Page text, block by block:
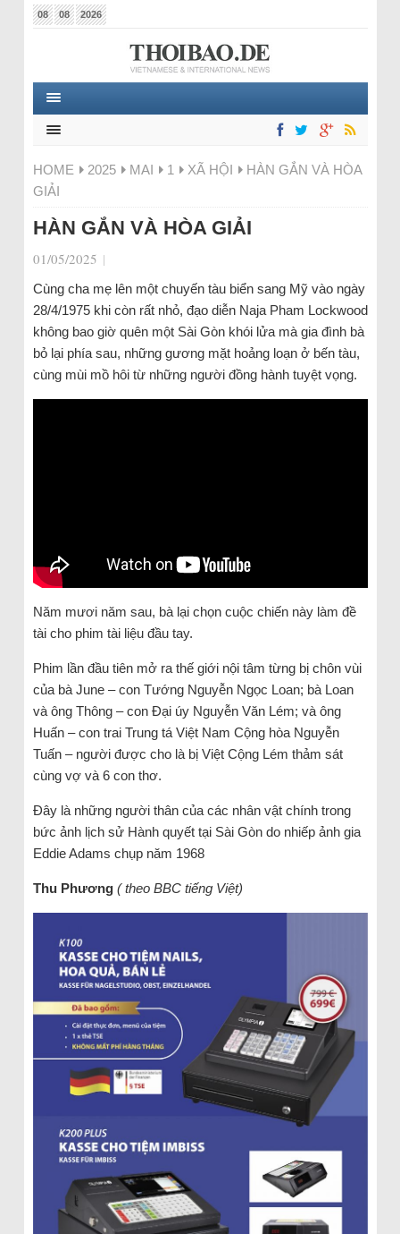
08 08 2026
HOME 2025 MAI 1 XÃ HỘI
HÀN GẮN VÀ HÒA
GIẢI
HÀN GẮN VÀ HÒA GIẢI
01/05/2025 |
Cùng cha mẹ lên một chuyến tàu biển sang Mỹ vào ngày
28/4/1975 khi còn rất nhỏ, đạo diễn Naja Pham Lockwood
không bao giờ quên một Sài Gòn khói lửa mà gia đình bà
bỏ lại phía sau, những gương mặt hoảng loạn ở bến tàu,
cùng mùi mồ hôi từ những người đồng hành tuyệt vọng.
Năm mươi năm sau, bà lại chọn cuộc chiến này làm đề
tài cho phim tài liệu đầu tay.
Phim lần đầu tiên mở ra thế giới nội tâm từng bị chôn vùi
của bà June – con Tướng Nguyễn Ngọc Loan; bà Loan
và ông Thông – con Đại úy Nguyễn Văn Lém; và ông
Huấn – con trai Trung tá Việt Nam Cộng hòa Nguyễn
Tuấn – người được cho là bị Việt Cộng Lém thảm sát
cùng vợ và 6 con thơ.
Đây là những người thân của các nhân vật chính trong
bức ảnh lịch sử Hành quyết tại Sài Gòn do nhiếp ảnh gia
Eddie Adams chụp năm 1968
Thu Phương ( theo BBC tiếng Việt)